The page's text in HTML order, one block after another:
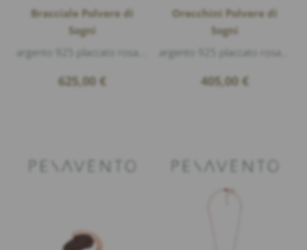
Bracciale Polvere di
Sogni
625,00 €
Orecchini Polvere di
Sogni
405,00 €